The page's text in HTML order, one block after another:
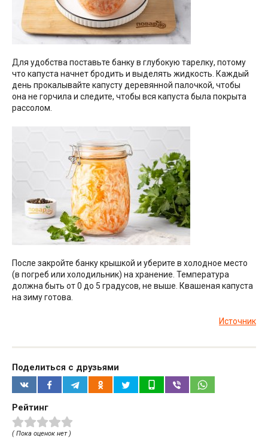
Для удобства поставьте банку в глубокую тарелку, потому
что капуста начнет бродить и выделять жидкость. Каждый
день прокалывайте капусту деревянной палочкой, чтобы
она не горчила и следите, чтобы вся капуста была покрыта
рассолом.
После закройте банку крышкой и уберите в холодное место
(в погреб или холодильник) на хранение. Температура
должна быть от 0 до 5 градусов, не выше. Квашеная капуста
на зиму готова.
Источник
Поделиться с друзьями
Рейтинг
( Пока оценок нет )